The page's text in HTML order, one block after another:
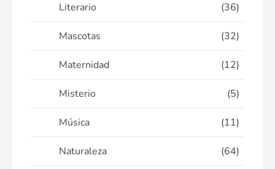
Literario (36)
Mascotas (32)
Maternidad (12)
Misterio (5)
Música (11)
Naturaleza (64)